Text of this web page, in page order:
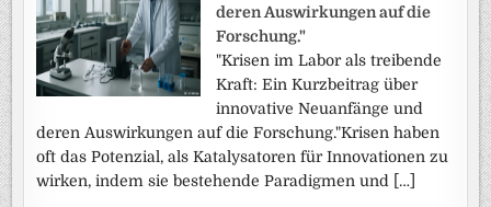
deren Auswirkungen auf die
Forschung."
"Krisen im Labor als treibende
Kraft: Ein Kurzbeitrag über
innovative Neuanfänge und
deren Auswirkungen auf die Forschung."Krisen haben
oft das Potenzial, als Katalysatoren für Innovationen zu
wirken, indem sie bestehende Paradigmen und […]